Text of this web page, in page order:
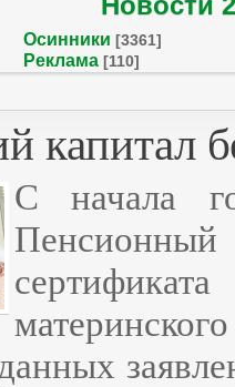
Осинники [3361]
Реклама [110]
капитал
С начала